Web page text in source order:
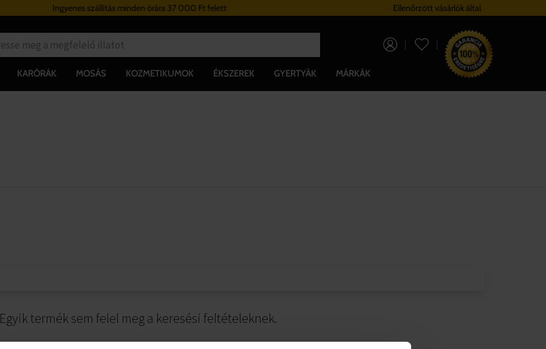
Ingyenes szállítás minden órára 37 000 Ft felett Ellenőrzött vásárlók által
0 Ft
KARÓRÁK MOSÁS KOZMETIKUMOK ÉKSZEREK GYERTYÁK MÁRKÁK
Egyik termék sem felel meg a keresési feltételeknek.